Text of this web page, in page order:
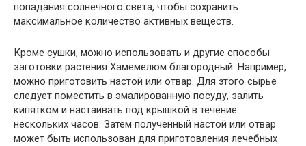
попадания солнечного света, чтобы сохранить
максимальное количество активных веществ.
Кроме сушки, можно использовать и другие способы
заготовки растения Хамемелюм благородный. Например,
можно приготовить настой или отвар. Для этого сырье
следует поместить в эмалированную посуду, залить
кипятком и настаивать под крышкой в течение
нескольких часов. Затем полученный настой или отвар
может быть использован для приготовления лечебных